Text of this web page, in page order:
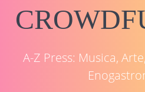
A-Z Press: Musica,